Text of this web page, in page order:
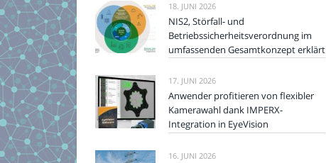
18. JUNI 2026
NIS2, Störfall- und
Betriebssicherheitsverordnung im
umfassenden Gesamtkonzept erklärt
17. JUNI 2026
Anwender profitieren von flexibler
Kamerawahl dank IMPERX-
Integration in EyeVision
16. JUNI 2026